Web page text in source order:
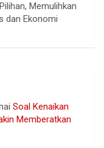
Memulihkan
dan Ekonomi
Soal Kenaikan
Memberatkan